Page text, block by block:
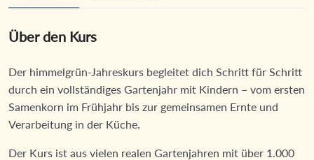
Über den Kurs
Der himmelgrün-Jahreskurs begleitet dich Schritt für Schritt
durch ein vollständiges Gartenjahr mit Kindern – vom ersten
Samenkorn im Frühjahr bis zur gemeinsamen Ernte und
Verarbeitung in der Küche.
Der Kurs ist aus vielen realen Gartenjahren mit über 1.000